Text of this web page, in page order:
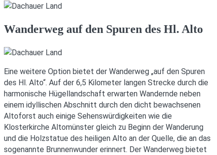
Wanderweg auf den Spuren des Hl. Alto
Eine weitere Option bietet der Wanderweg „auf den Spuren
des Hl. Alto“. Auf der 6,5 Kilometer langen Strecke durch die
harmonische Hügellandschaft erwarten Wandernde neben
einem idyllischen Abschnitt durch den dicht bewachsenen
Altoforst auch einige Sehenswürdigkeiten wie die
Klosterkirche Altomünster gleich zu Beginn der Wanderung
und die Holzstatue des heiligen Alto an der Quelle, die an das
sogenannte Brunnenwunder erinnert. Der Wanderweg bietet